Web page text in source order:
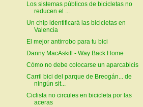
Los sistemas públicos de bicicletas no
reducen el ...
Un chip identificará las bicicletas en
Valencia
El mejor antirrobo para tu bici
Danny MacAskill - Way Back Home
Cómo no debe colocarse un aparcabicis
Carril bici del parque de Breogán... de
ningún sit...
Ciclista no circules en bicicleta por las
aceras